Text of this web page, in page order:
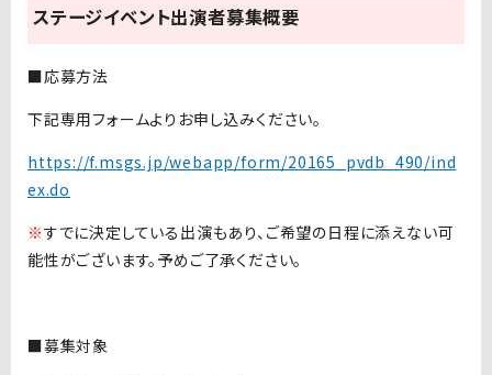
ステージイベント出演者募集概要
■応募方法
下記専用フォームよりお申し込みください。
https://f.msgs.jp/webapp/form/20165_pvdb_490/ind
ex.do
※すでに決定している出演もあり、ご希望の日程に添えない可
能性がございます。予めご了承ください。
■募集対象